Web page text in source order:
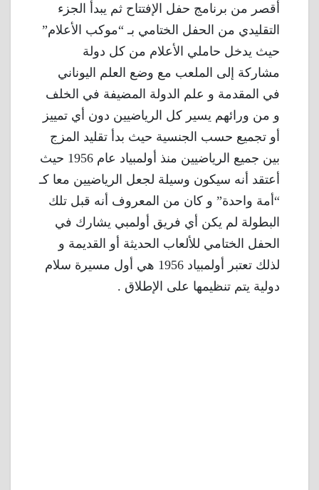
أقصر من برنامج حفل الإفتتاح ثم يبدأ الجزء
التقليدي من الحفل الختامي بـ “موكب الأعلام”
حيث يدخل حاملي الأعلام من كل دولة
مشاركة إلى الملعب مع وضع العلم اليوناني
في المقدمة و علم الدولة المضيفة في الخلف
و من ورائهم يسير كل الرياضيين دون أي تمييز
أو تجميع حسب الجنسية حيث بدأ تقليد المزج
بين جميع الرياضيين منذ أولمبياد عام 1956 حيث
أعتقد أنه سيكون وسيلة لجعل الرياضيين معا كـ
“أمة واحدة” و كان من المعروف أنه قبل تلك
البطولة لم يكن أي فريق أولمبي يشارك في
الحفل الختامي للألعاب الحديثة أو القديمة و
لذلك تعتبر أولمبياد 1956 هي أول مسيرة سلام
دولية يتم تنظيمها على الإطلاق .